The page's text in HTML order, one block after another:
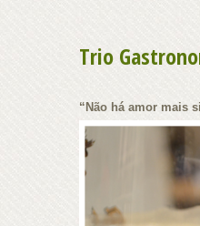
Trio
“Não há amor mais